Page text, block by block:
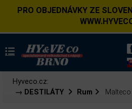
PRO OBJEDNÁVKY ZE
Hyveco.cz:
→ DESTILÁTY
Rum Malteco